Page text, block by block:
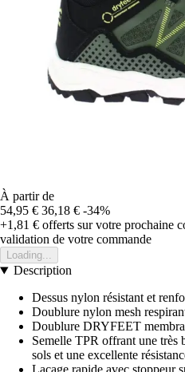
À partir de
54,95 € 36,18 € -34%
+1,81 € offerts sur votre prochaine
validation de votre commande
Loading...
Description
Dessus nylon résistant et
Doublure nylon mesh
Doublure DRYFEET
Semelle TPR offrant une très
sols et une excellente